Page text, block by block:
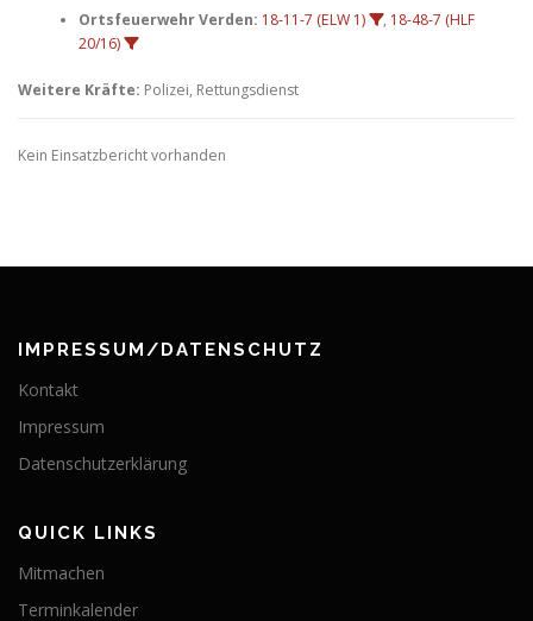
Ortsfeuerwehr Verden: 18-11-7 (ELW 1) , 18-48-7 (HLF
20/16)
Weitere Kräfte: Polizei, Rettungsdienst
Kein Einsatzbericht vorhanden
IMPRESSUM/DATENSCHUTZ
Kontakt
Impressum
Datenschutzerklärung
QUICK LINKS
Mitmachen
Terminkalender